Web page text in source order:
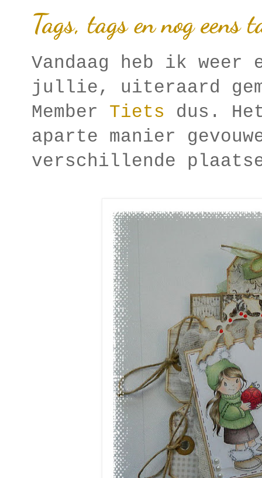
Tags, tags en nog eens
Vandaag heb ik
jullie, uiteraard
Member Tiets dus.
aparte manier
verschillende